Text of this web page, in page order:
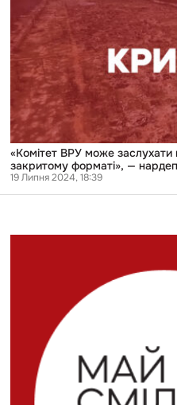
може
заслухати
питання
щодо
Кринок
закритому
форматі»,
нардепка
Бобровська
«Комітет ВРУ може
закритому форматі», —
19 Липня 2024, 18:39